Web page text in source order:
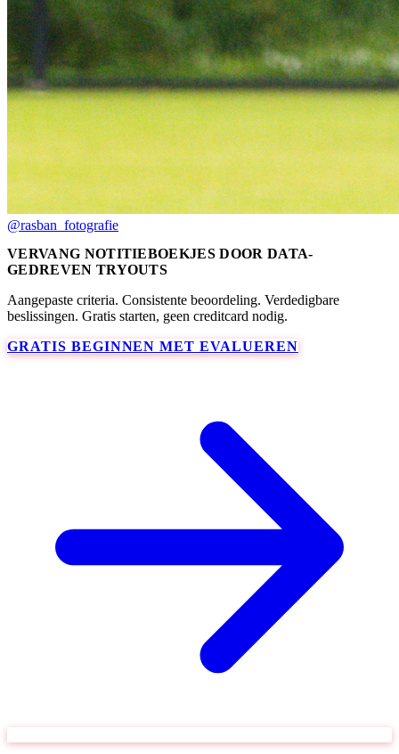
@rasban_fotografie
VERVANG NOTITIEBOEKJES DOOR DATA-
GEDREVEN TRYOUTS
Aangepaste criteria. Consistente beoordeling. Verdedigbare
beslissingen. Gratis starten, geen creditcard nodig.
GRATIS BEGINNEN MET EVALUEREN